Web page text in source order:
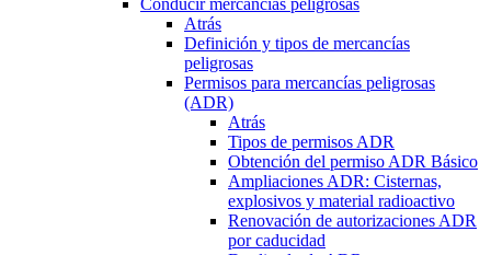
Conducir mercancías peligrosas
Atrás
Definición y tipos de mercancías
peligrosas
Permisos para mercancías peligrosas
(ADR)
Atrás
Tipos de permisos ADR
Obtención del permiso ADR Básico
Ampliaciones ADR: Cisternas,
explosivos y material radioactivo
Renovación de autorizaciones ADR
por caducidad